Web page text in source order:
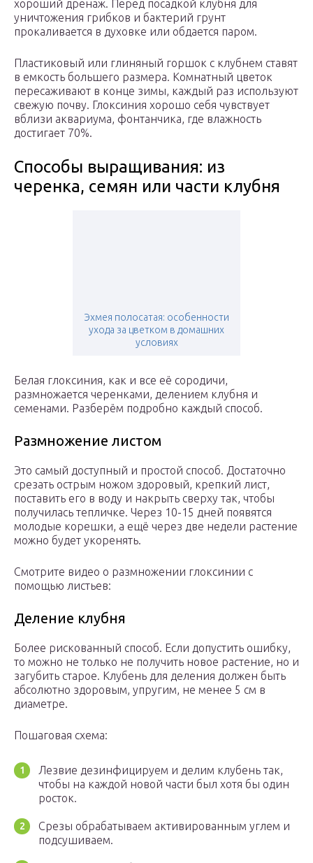
хороший дренаж. Перед посадкой клубня для
уничтожения грибков и бактерий грунт
прокаливается в духовке или обдается паром.
Пластиковый или глиняный горшок с клубнем ставят
в емкость большего размера. Комнатный цветок
пересаживают в конце зимы, каждый раз используют
свежую почву. Глоксиния хорошо себя чувствует
вблизи аквариума, фонтанчика, где влажность
достигает 70%.
Способы выращивания: из
черенка, семян или части клубня
Эхмея полосатая: особенности
ухода за цветком в домашних
условиях
Белая глоксиния, как и все её сородичи,
размножается черенками, делением клубня и
семенами. Разберём подробно каждый способ.
Размножение листом
Это самый доступный и простой способ. Достаточно
срезать острым ножом здоровый, крепкий лист,
поставить его в воду и накрыть сверху так, чтобы
получилась тепличке. Через 10-15 дней появятся
молодые корешки, а ещё через две недели растение
можно будет укоренять.
Смотрите видео о размножении глоксинии с
помощью листьев:
Деление клубня
Более рискованный способ. Если допустить ошибку,
то можно не только не получить новое растение, но и
загубить старое. Клубень для деления должен быть
абсолютно здоровым, упругим, не менее 5 см в
диаметре.
Пошаговая схема:
Лезвие дезинфицируем и делим клубень так,
чтобы на каждой новой части был хотя бы один
росток.
Срезы обрабатываем активированным углем и
подсушиваем.